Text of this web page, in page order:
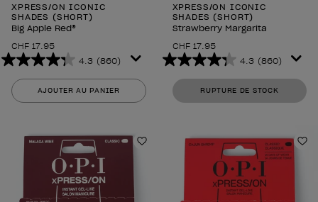
XPRESS/ON ICONIC
SHADES (SHORT)
Big Apple Red®
CHF 17.95
4.3 (860)
4.3
sur
5
avis
AJOUTER AU PANIER
XPRESS/ON ICONIC
SHADES (SHORT)
Strawberry Margarita
CHF 17.95
4.3 (860)
4.3
sur
5
avis
RUPTURE DE STOCK
Ajouter à la liste de souhaits